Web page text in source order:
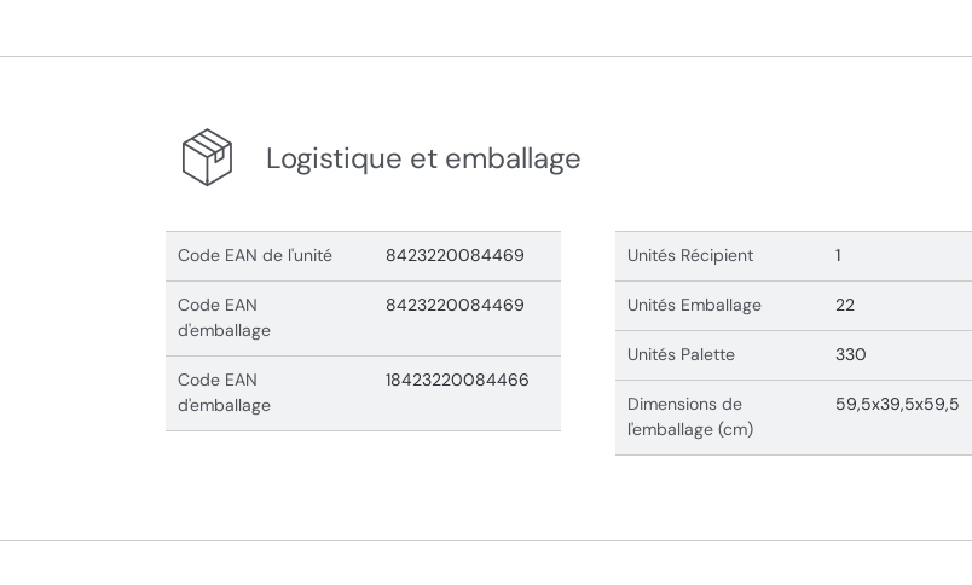
Logistique et emballage
Code EAN de l'unité 8423220084469
Code EAN
d'emballage
8423220084469
Code EAN
d'emballage
18423220084466
Unités Récipient 1
Unités Emballage 22
Unités Palette 330
Dimensions de
l'emballage (cm)
59,5x39,5x59,5